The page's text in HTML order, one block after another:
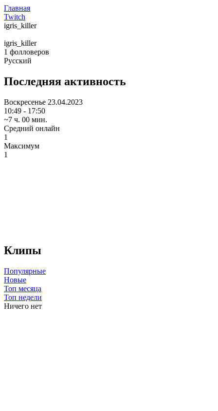
Главная
Twitch
igris_killer
igris_killer
1 фолловеров
Русский
Последняя активность
Воскресенье 23.04.2023
10:49 - 17:50
~7 ч. 00 мин.
Средний онлайн
1
Максимум
1
Клипы
Популярные
Новые
Топ месяца
Топ недели
Ничего нет